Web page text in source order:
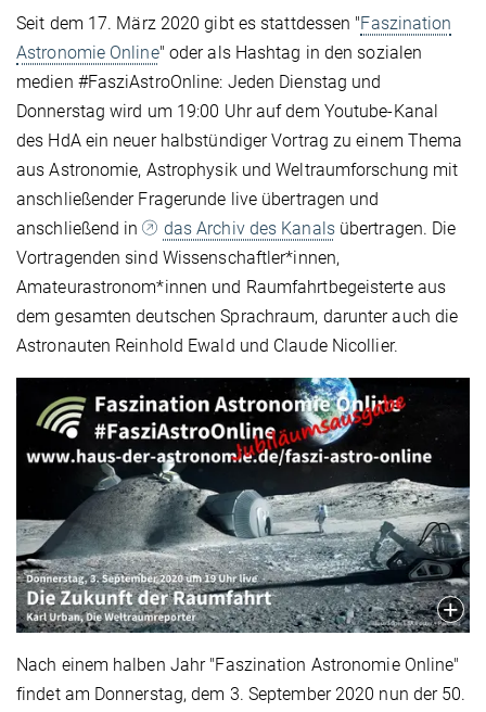
Seit dem 17. März 2020 gibt es stattdessen "Faszination
Astronomie Online" oder als Hashtag in den sozialen
medien #FasziAstroOnline: Jeden Dienstag und
Donnerstag wird um 19:00 Uhr auf dem Youtube-Kanal
des HdA ein neuer halbstündiger Vortrag zu einem Thema
aus Astronomie, Astrophysik und Weltraumforschung mit
anschließender Fragerunde live übertragen und
anschließend in
das Archiv des Kanalsübertragen. Die
Vortragenden sind Wissenschaftler*innen,
Amateurastronom*innen und Raumfahrtbegeisterte aus
dem gesamten deutschen Sprachraum, darunter auch die
Astronauten Reinhold Ewald und Claude Nicollier.
Nach einem halben Jahr "Faszination Astronomie Online"
findet am Donnerstag, dem 3. September 2020 nun der 50.